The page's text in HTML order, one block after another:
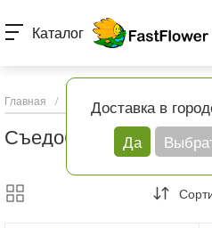
Доставка в
Да
Каталог
Главная / Каталог товаров Букеты
Съедобный мужской